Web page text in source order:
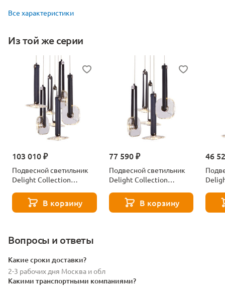
Все характеристики
Из той же серии
103 010 ₽
Подвесной светильник
Delight Collection
В корзину
77 590 ₽
Подвесной светильник
Delight Collection
В корзину
46
Вопросы и ответы
Какие сроки доставки?
2-3 рабочих дня Москва и обл
Какими транспортными компаниями?